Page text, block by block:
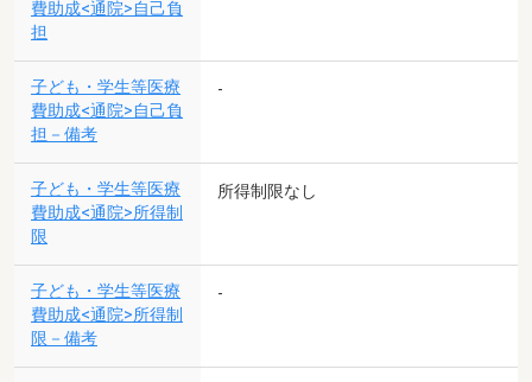
費助成<通院>自己負
担
子ども・学生等医療
費助成<通院>自己負
担－備考
-
子ども・学生等医療
費助成<通院>所得制
限
所得制限なし
子ども・学生等医療
費助成<通院>所得制
限－備考
-